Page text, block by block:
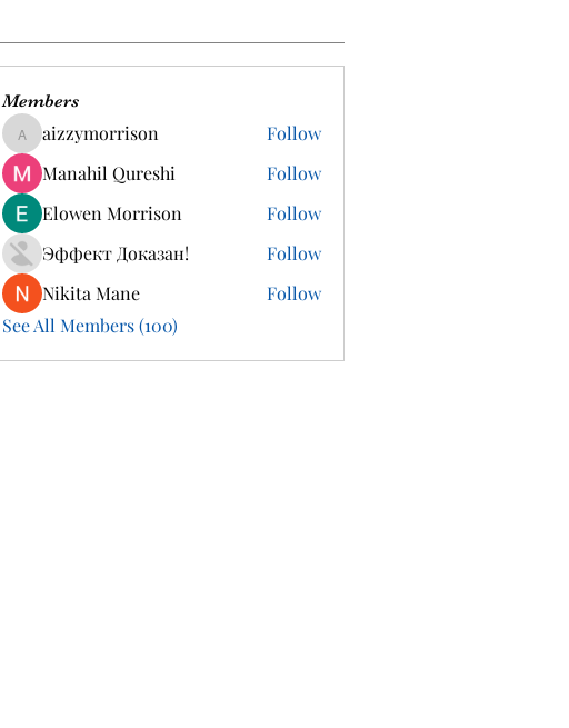
Members
aizzymorrison
aizzymorrison
Follow
Manahil Qureshi
Follow
Elowen Morrison
Follow
Эффект Доказан!
Follow
Nikita Mane
Follow
See All Members (100)